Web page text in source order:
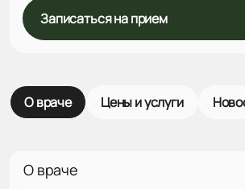
Записаться на прием
О враче Цены и услуги
О враче